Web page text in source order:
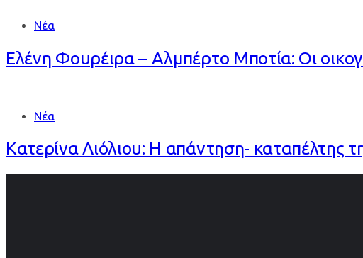
Νέα
Ελένη Φουρέιρα – Αλμπέρτο Μποτία: Οι
Νέα
Κατερίνα Λιόλιου: Η απάντηση- καταπέλτης